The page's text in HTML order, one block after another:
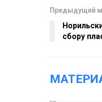
Предыдущий
сбору